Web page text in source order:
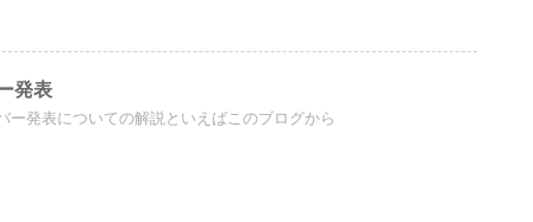
発表
ー発表についての解説といえばこのブログから